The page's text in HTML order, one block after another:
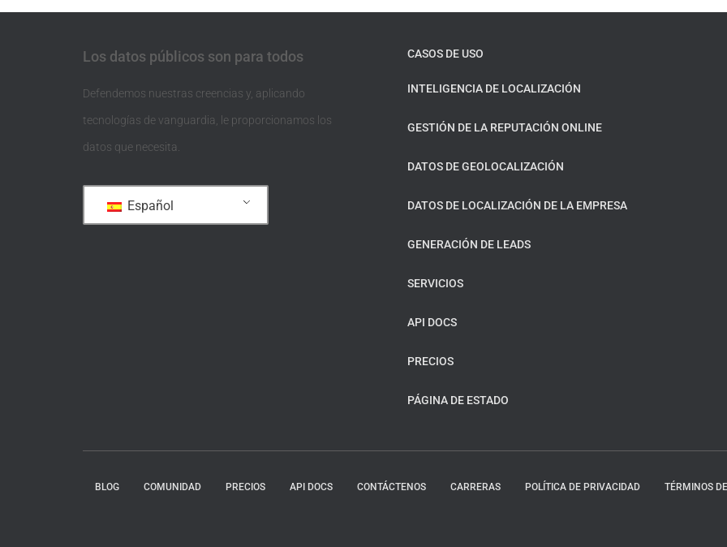
Los datos públicos son para todos
Defendemos nuestras creencias y, aplicando
tecnologías de vanguardia, le proporcionamos los
datos que necesita.
Español
CASOS DE USO
INTELIGENCIA DE LOCALIZACIÓN
GESTIÓN DE LA REPUTACIÓN ONLINE
DATOS DE GEOLOCALIZACIÓN
DATOS DE LOCALIZACIÓN DE LA EMPRESA
GENERACIÓN DE LEADS
SERVICIOS
API DOCS
PRECIOS
PÁGINA DE ESTADO
BLOG COMUNIDAD PRECIOS API DOCS CONTÁCTENOS CARRERAS POLÍTICA DE PRIVACIDAD TÉRMINOS